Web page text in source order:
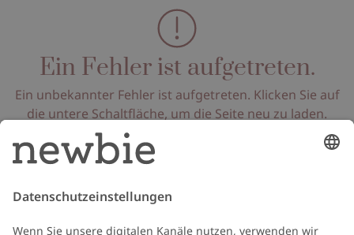
Ein Fehler ist aufgetreten.
Ein unbekannter Fehler ist aufgetreten. Klicken Sie auf
die untere Schaltfläche, um die Seite neu zu laden.
Seite neu laden